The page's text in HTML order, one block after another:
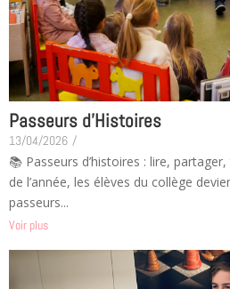
Passeurs d’Histoires
13/04/2026 /
📚 Passeurs d’histoires : lire,
de l’année, les élèves du collège
passeurs...
Voir plus